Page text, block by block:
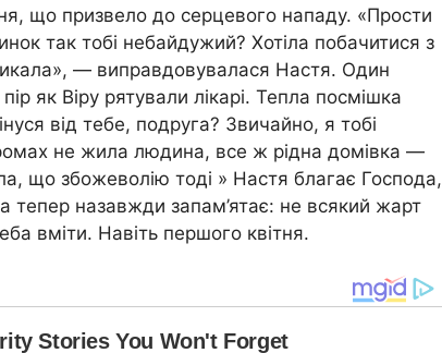
що призвело до серцевого нападу. «Прости
так тобі небайдужий? Хотіла побачитися з
— виправдовувалася Настя. Один
як Віру рятували лікарі. Тепла посмішка
від тебе, подруга? Звичайно, я тобі
не жила людина, все ж рідна домівка —
що збожеволію тоді » Настя благає Господа,
тепер назавжди запам’ятає: не всякий жарт
вміти. Навіть першого квітня.